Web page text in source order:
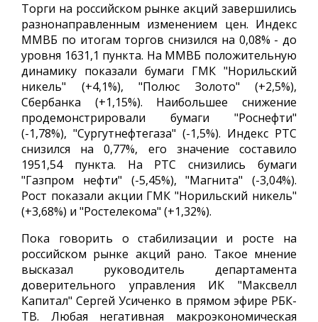
Торги на российском рынке акций завершились
разнонаправленным изменением цен. Индекс
ММВБ по итогам торгов снизился на 0,08% - до
уровня 1631,1 пункта. На ММВБ положительную
динамику показали бумаги ГМК "Норильский
никель" (+4,1%), "Полюс Золото" (+2,5%),
Сбербанка (+1,15%). Наибольшее снижение
продемонстрировали бумаги "Роснефти"
(-1,78%), "Сургутнефтегаза" (-1,5%). Индекс РТС
снизился на 0,77%, его значение составило
1951,54 пункта. На РТС снизились бумаги
"Газпром нефти" (-5,45%), "Магнита" (-3,04%).
Рост показали акции ГМК "Норильский никель"
(+3,68%) и "Ростелекома" (+1,32%).
Пока говорить о стабилизации и росте на
российском рынке акций рано. Такое мнение
высказал руководитель департамента
доверительного управления ИК "Максвелл
Капитал" Сергей Усиченко в прямом эфире РБК-
ТВ. Любая негативная макроэкономическая